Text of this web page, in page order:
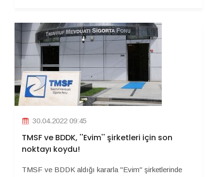
30.04.2022 09:45
TMSF ve BDDK, ''Evim'' şirketleri için son
noktayı koydu!
TMSF ve BDDK aldığı kararla ''Evim'' şirketlerinde